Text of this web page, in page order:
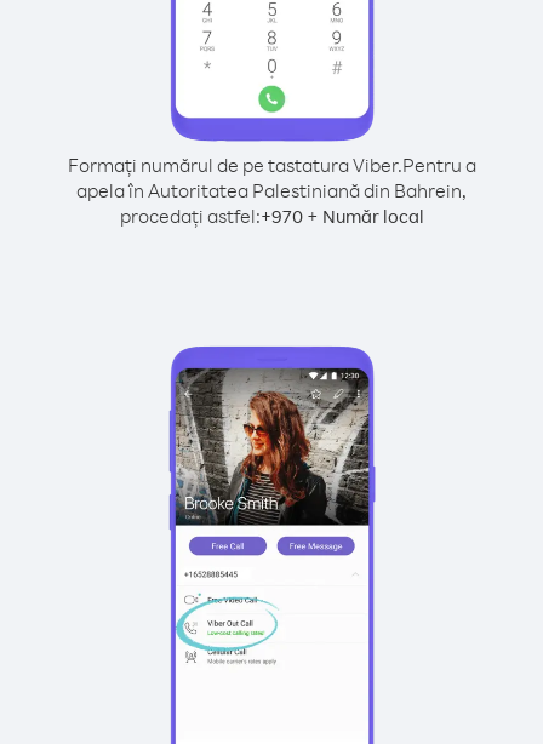
Formați numărul de pe tastatura Viber.Pentru a
apela în Autoritatea Palestiniană din Bahrein,
procedați astfel:+970+ Număr local